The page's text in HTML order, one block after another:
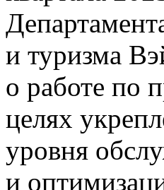
и туризма
о работе по
целях
уровня
и